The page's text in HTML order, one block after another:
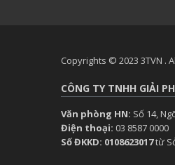
Copyrights © 2023 3TVN .
CÔNG TY TNHH GIẢI
Văn phòng HN: Số 14,
Điện thoại: 03 8587 0000
Số ĐKKD: 0108623017từ